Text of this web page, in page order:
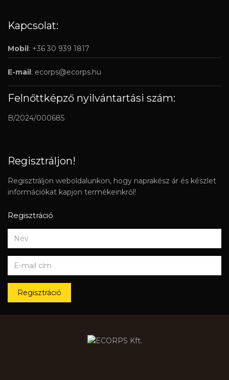
Kapcsolat:
Mobil: +36 30 939 1817
E-mail: ecorps@ecorps.hu
Felnőttképző nyilvántartási szám:
B/2024/000685
Regisztráljon!
Regisztráljon weboldalunkon, hogy naprakész ár és készlet
információkat kapjon termékeinkről!
Regisztráció
Regisztráció